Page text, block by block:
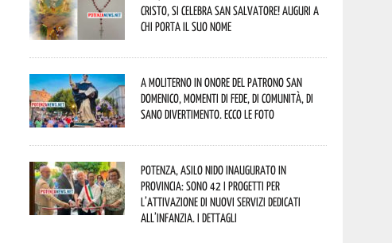
Cristo, si celebra San Salvatore! Auguri a
chi porta il suo nome
A Moliterno in onore del Patrono San
Domenico, momenti di fede, di comunità, di
sano divertimento. Ecco le foto
Potenza, asilo nido inaugurato in
provincia: sono 42 i progetti per
l’attivazione di nuovi servizi dedicati
all’infanzia. I dettagli